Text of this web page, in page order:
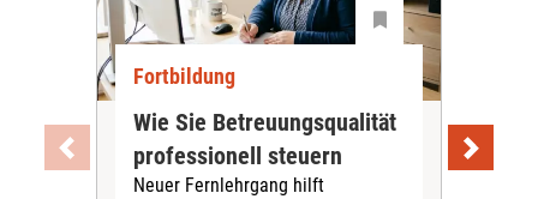
Fortbildung
Wie Sie Betreuungsqualität
professionell steuern
Neuer Fernlehrgang hilft